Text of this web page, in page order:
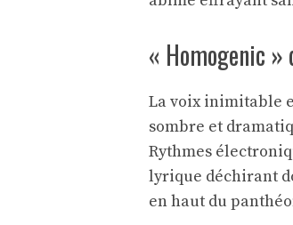
« Homogenic
La voix inimitable
sombre et
Rythmes
lyrique déchirant
en haut du